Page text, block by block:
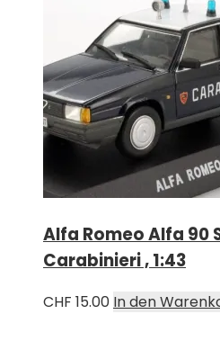
Alfa Romeo Alfa 90
Carabinieri , 1:43
CHF 15.00 In den